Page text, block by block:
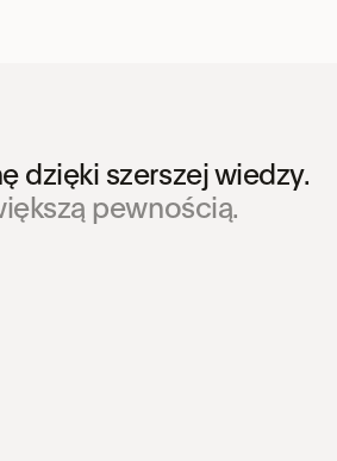
dzięki szerszej wiedzy.
pewnością.